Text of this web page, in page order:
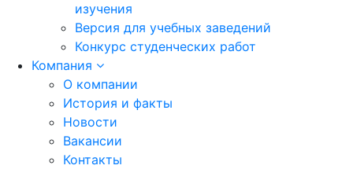
изучения
Версия для учебных заведений
Конкурс студенческих работ
Компания
О компании
История и факты
Новости
Вакансии
Контакты